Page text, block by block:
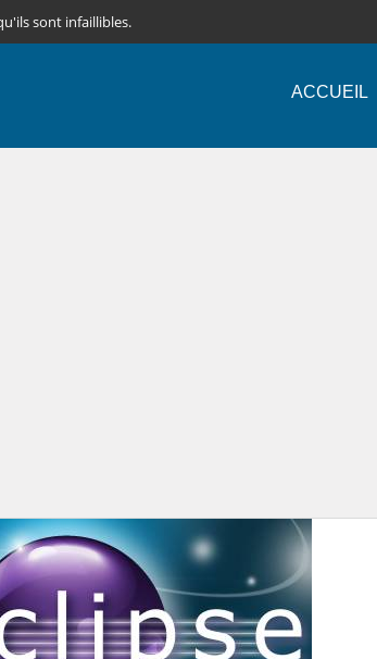
sont infaillibles.
ACCUEIL